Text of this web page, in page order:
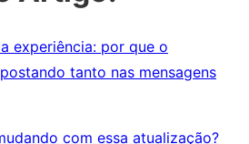
experiência: por que o
tanto nas mensagens
com essa atualização?